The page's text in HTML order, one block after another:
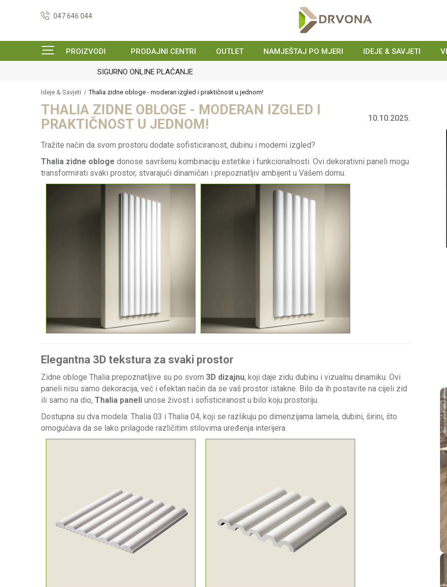
047 646 044
PROIZVODI PRODAJNI CENTRI OUTLET NAMJEŠTAJ PO MJERI IDEJE & SAVJETI
Ideje & Savjeti Thalia zidne obloge - moderan izgled i praktičnost u jednom!
10.10.2025.
THALIA ZIDNE OBLOGE - MODERAN IZGLED I
PRAKTIČNOST U JEDNOM!
Tražite način da svom prostoru dodate sofisticiranost, dubinu i moderni izgled?
Thalia zidne obloge donose savršenu kombinaciju estetike i funkcionalnosti. Ovi dekorativni paneli mogu
transformirati svaki prostor, stvarajući dinamičan i prepoznatljiv ambijent u Vašem domu.
Elegantna 3D tekstura za svaki prostor
Zidne obloge Thalia prepoznatljive su po svom 3D dizajnu, koji daje zidu dubinu i vizualnu dinamiku. Ovi
paneli nisu samo dekoracija, već i efektan način da se vaš prostor istakne. Bilo da ih postavite na cijeli zid
ili samo na dio, Thalia paneli unose živost i sofisticiranost u bilo koju prostoriju.
Dostupna su dva modela: Thalia 03 i Thalia 04, koji se razlikuju po dimenzijama lamela, dubini, širini, što
omogućava da se lako prilagode različitim stilovima uređenja interijera.
zidnih obloga, vašem će interijeru dati dašak
luksuza. U...
Detaljnije